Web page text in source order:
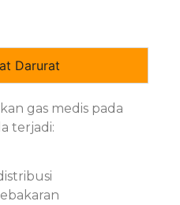
Darurat
gas medis pada
terjadi: